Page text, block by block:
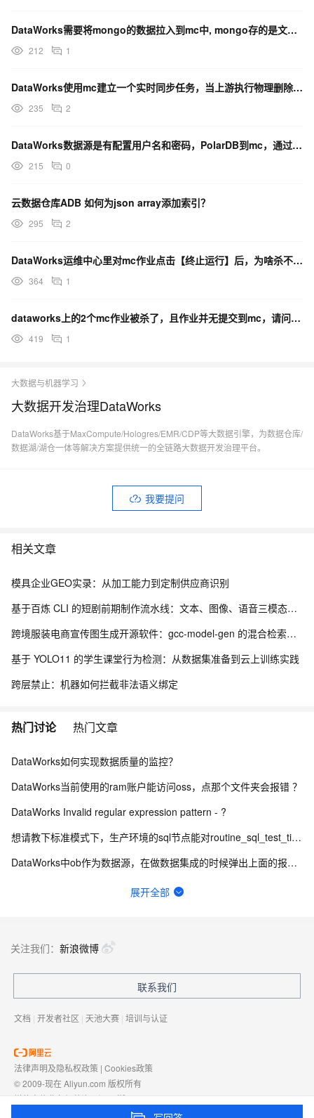
DataWorks需要将mongo的数据拉入到mc中, mongo存的是文档, 能否将mongo数据
212 1
DataWorks使用mc建立一个实时同步任务，当上游执行物理删除时，会同步过来吗？
235 2
DataWorks数据源是有配置用户名和密码，PolarDB到mc，通过可视化没有报错？
215 0
云数据仓库ADB 如何为json array添加索引？
295 2
DataWorks运维中心里对mc作业点击【终止运行】后，为啥杀不掉mc作业哦？
364 1
dataworks上的2个mc作业被杀了，且作业并无提交到mc，请问是什么原因？
419 1
大数据与机器学习
大数据开发治理DataWorks
DataWorks基于MaxCompute/Hologres/EMR/CDP等大数据引擎，为数据仓库/
数据湖/湖仓一体等解决方案提供统一的全链路大数据开发治理平台。
我要提问
相关文章
模具企业GEO实录：从加工能力到定制供应商识别
基于百炼 CLI 的短剧前期制作流水线：文本、图像、语音三模态协同实践
跨境服装电商宣传图生成开源软件：gcc-model-gen 的混合检索与风格继承架构
基于 YOLO11 的学生课堂行为检测：从数据集准备到云上训练实践
跨层禁止：机器如何拦截非法语义绑定
热门讨论 热门文章
DataWorks如何实现数据质量的监控？
DataWorks当前使用的ram账户能访问oss，点那个文件夹会报错 ？
DataWorks Invalid regular expression pattern - ?
想请教下标准模式下，生产环境的sql节点能对routine_sql_test_tianyi进行sel
DataWorks中ob作为数据源，在做数据集成的时候弹出上面的报错？
数据来源：com.alibaba.fastjson.JSONException: syntax er
请问这里的延迟是什么含义？可以通过什么方式优化？
DataWorks开发环境要如何开启自动调度呢 标准版？
展开全部
关注我们： 新浪微博
联系我们
文档 | 开发者社区 | 天池大赛 | 培训与认证
法律声明及隐私权政策 | Cookies政策
© 2009-现在 Aliyun.com 版权所有
增值电信业务经营许可证： 浙B2-20080101
浙D3-20210002